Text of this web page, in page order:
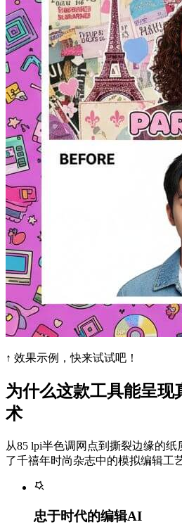
↑ 效果示例，快来试试吧！
为什么这款工具能呈
术
从85 lpi半色调网点到撕裂边缘的
了千禧年时尚杂志中的模拟编辑工艺
忠于时代的编辑AI